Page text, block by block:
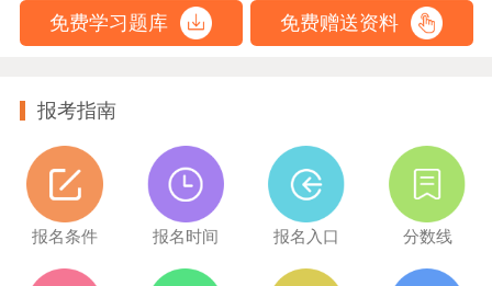
免费学习题库 免费赠送资料
报考指南
报名条件 报名时间 报名入口 分数线